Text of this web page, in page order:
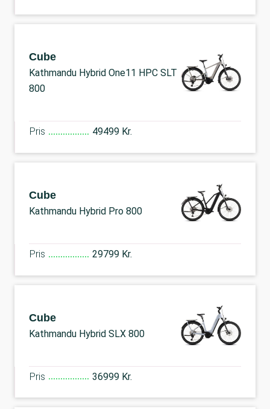
Cube
Kathmandu Hybrid One11 HPC SLT
800
Pris 49499 Kr.
Cube
Kathmandu Hybrid Pro 800
Pris 29799 Kr.
Cube
Kathmandu Hybrid SLX 800
Pris 36999 Kr.